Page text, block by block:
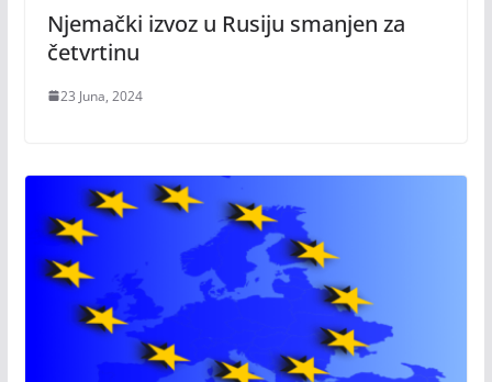
Njemački izvoz u Rusiju smanjen za
četvrtinu
23 Juna, 2024